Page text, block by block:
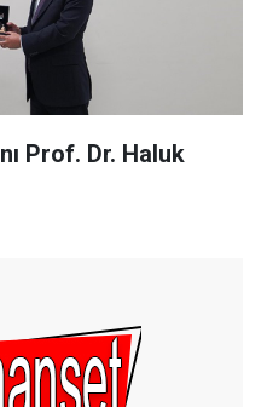
Prof. Dr. Haluk